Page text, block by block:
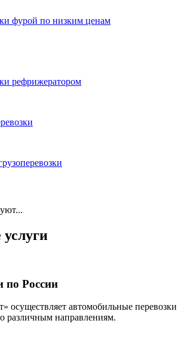
фурой по низким ценам
рефрижератором
по России
осуществляет автомобильные перевозки
различным направлениям.